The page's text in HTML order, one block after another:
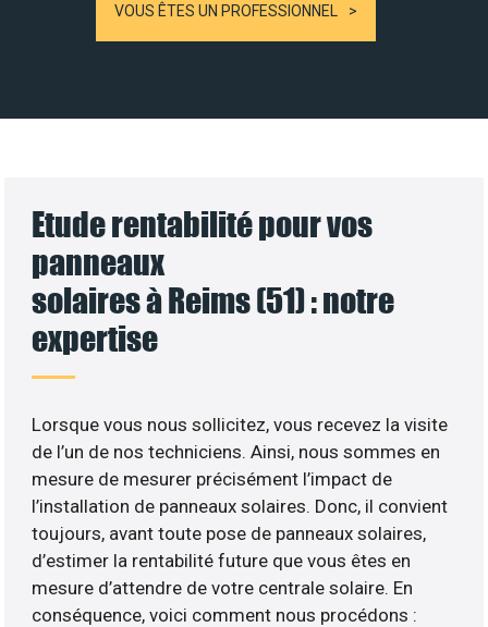
VOUS ÊTES UN PROFESSIONNEL
Etude rentabilité pour vos
panneaux
solaires à Reims (51) : notre
expertise
Lorsque vous nous sollicitez, vous recevez la visite
de l’un de nos techniciens. Ainsi, nous sommes en
mesure de mesurer précisément l’impact de
l’installation de panneaux solaires. Donc, il convient
toujours, avant toute pose de panneaux solaires,
d’estimer la rentabilité future que vous êtes en
mesure d’attendre de votre centrale solaire. En
conséquence, voici comment nous procédons :